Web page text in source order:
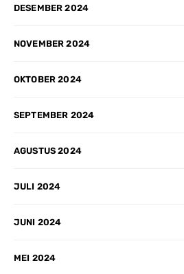
DESEMBER 2024
NOVEMBER 2024
OKTOBER 2024
SEPTEMBER 2024
AGUSTUS 2024
JULI 2024
JUNI 2024
MEI 2024